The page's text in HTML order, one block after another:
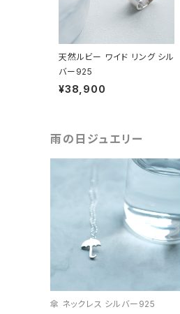
天然ルビー ワイド リング シル
バー925
¥38,900
雨の日ジュエリー
傘 ネックレス シルバー925